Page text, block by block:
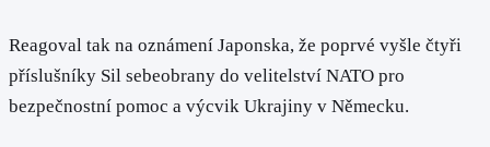
Reagoval tak na oznámení Japonska, že poprvé vyšle čtyři
příslušníky Sil sebeobrany do velitelství NATO pro
bezpečnostní pomoc a výcvik Ukrajiny v Německu.